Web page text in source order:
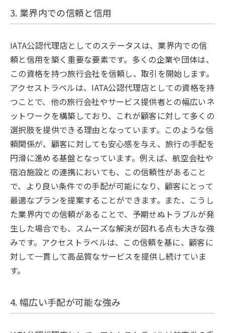
3. 業界内での信頼と信用
IATA公認代理店としてのステータスは、業界内での信
頼と信用を築く重要な要素です。多くの企業や団体は、
この資格を持つ旅行会社を信頼し、取引を開始します。
アクセストラベルは、IATA公認代理店としての資格を持
つことで、他の旅行会社やサービス提供者との幅広いネ
ットワークを構築しており、これが顧客に対して多くの
選択肢を提供できる理由となっています。このような信
頼関係が、顧客に対しても安心感を与え、旅行の手配を
円滑に進める基盤となっています。例えば、航空会社や
宿泊施設との連携においても、この信頼性があること
で、より良い条件での手配が可能になり、顧客にとって
最適なプランを提案することができます。また、こうし
た業界内での信頼があることで、予期せぬトラブルが発
生した場合でも、スムーズな解決が図れる点も大きな強
みです。アクセストラベルは、この信頼を基に、顧客に
対して一貫して高品質なサービスを提供し続けていま
す。
4. 幅広い手配が可能な強み